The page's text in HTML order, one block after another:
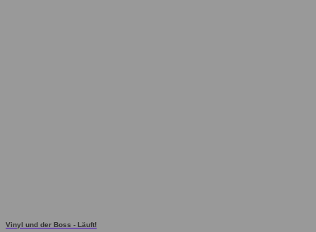
Vinyl und der Boss - Läuft!